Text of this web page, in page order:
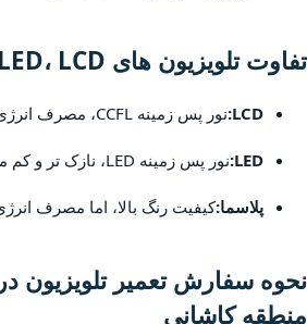
تفاوت تلویزیون های LED، LCD و پلاسما
LCD: نور پس زمینه CCFL، مصرف انرژی بیشتر
LED: نور پس زمینه LED، نازک تر و کم مصرف تر
پلاسما:کیفیت رنگ بالا، اما مصرف
نحوه سفارش تعمیر تلویزیون
منطقه کاشانی